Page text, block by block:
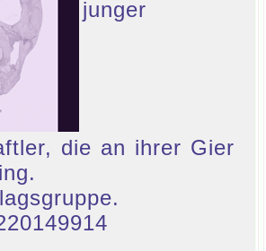
junger
die an ihrer Gier